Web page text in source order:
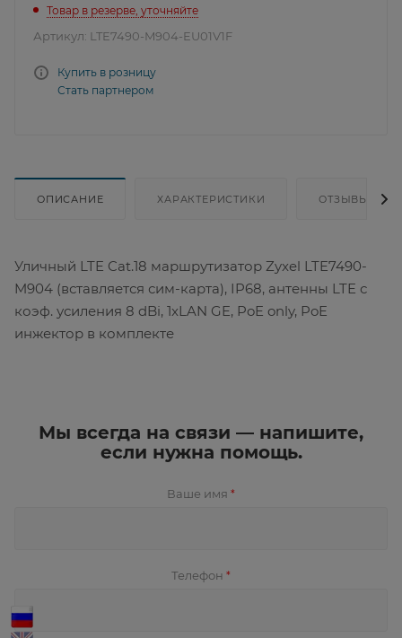
Товар в резерве, уточняйте
Артикул: LTE7490-M904-EU01V1F
Купить в розницу
Стать партнером
ОПИСАНИЕ ХАРАКТЕРИСТИКИ ОТЗЫВЫ
Уличный LTE Cat.18 маршрутизатор Zyxel LTE7490-
M904 (вставляется сим-карта), IP68, антенны LTE с
коэф. усиления 8 dBi, 1xLAN GE, PoE only, PoE
инжектор в комплекте
Мы всегда на связи — напишите,
если нужна помощь.
Ваше имя *
Телефон *